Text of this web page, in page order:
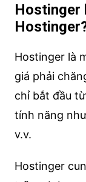
Hostinger
Hostinger là
giá phải
chỉ bắt đầu từ
tính năng
v.v.
Hostinger